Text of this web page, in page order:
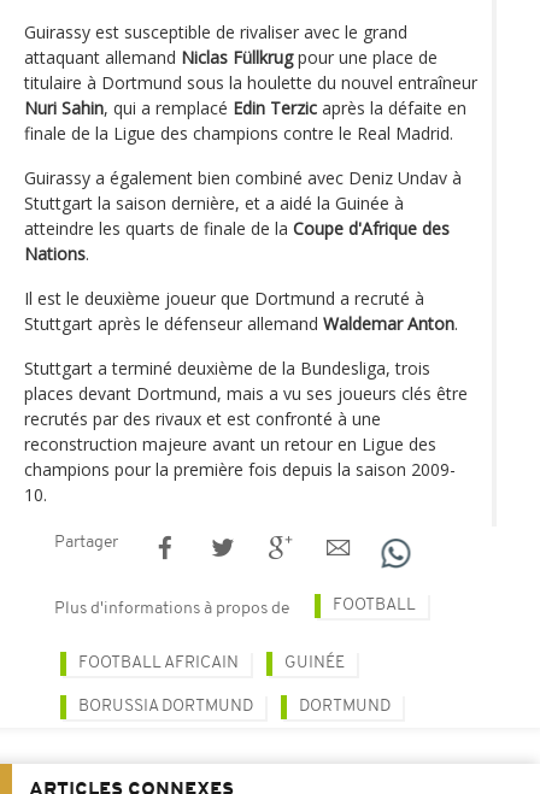
Guirassy est susceptible de rivaliser avec le grand
attaquant allemand Niclas Füllkrugpour une place de
titulaire à Dortmund sous la houlette du nouvel entraîneur
Nuri Sahin, qui a remplacé Edin Terzic après la défaite en
finale de la Ligue des champions contre le Real Madrid.
Guirassy a également bien combiné avec Deniz Undav à
Stuttgart la saison dernière, et a aidé la Guinée à
atteindre les quarts de finale de la Coupe d'Afrique des
Nations.
Il est le deuxième joueur que Dortmund a recruté à
Stuttgart après le défenseur allemand Waldemar Anton.
Stuttgart a terminé deuxième de la Bundesliga, trois
places devant Dortmund, mais a vu ses joueurs clés être
recrutés par des rivaux et est confronté à une
reconstruction majeure avant un retour en Ligue des
champions pour la première fois depuis la saison 2009-
10.
Partager
Plus d'informations à propos de FOOTBALL
FOOTBALL AFRICAIN GUINÉE
BORUSSIA DORTMUND DORTMUND